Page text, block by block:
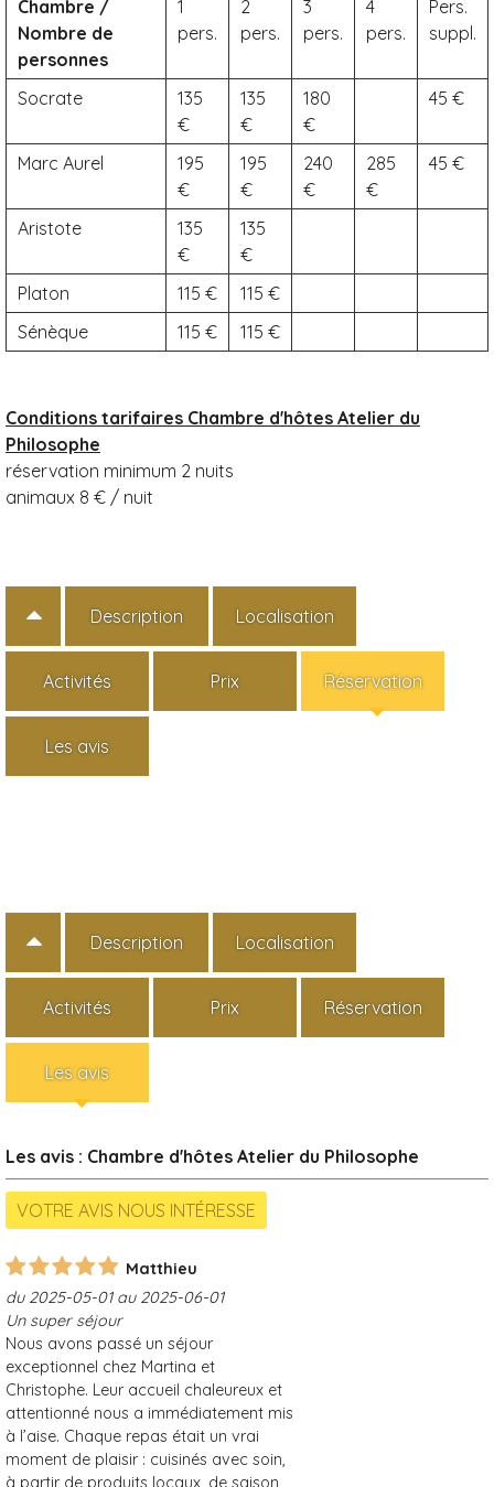
Chambre /
Nombre de
personnes
1
pers.
2
pers.
3
pers.
4
pers.
Pers.
suppl.
Socrate 135 135 180 45
Marc Aurel 195 195 240 285 45
Aristote 135 135
Platon 115
115
Sénèque
115 115
Conditions tarifaires Chambre d'hôtes Atelier du
Philosophe
réservation minimum 2 nuits
animaux 8 € / nuit
Description Localisation
Activités Prix Réservation
Les avis
Description Localisation
Activités Prix Réservation
Les avis
Les avis : Chambre d'hôtes Atelier du Philosophe
Matthieu
du 2025-05-01 au 2025-06-01
Un super séjour
Nous avons passé un séjour
exceptionnel chez Martina et
Christophe. Leur accueil chaleureux et
attentionné nous a immédiatement mis
à l’aise. Chaque repas était un vrai
moment de plaisir : cuisinés avec soin,
à partir de produits locaux, de saison,